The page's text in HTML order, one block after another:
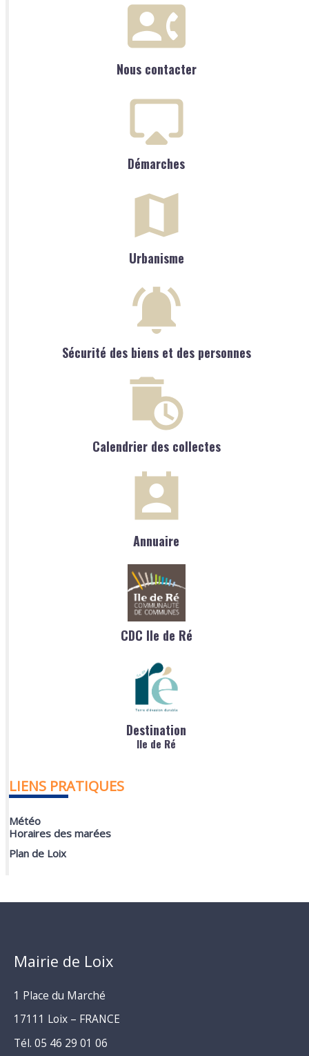
Nous contacter
Démarches
Urbanisme
Sécurité des biens et des personnes
Calendrier des collectes
Annuaire
CDC Ile de Ré
Destination
Ile de Ré
LIENS PRATIQUES
Météo
Horaires des marées
Plan de Loix
Mairie de Loix
1 Place du Marché
17111 Loix – FRANCE
Tél. 05 46 29 01 06